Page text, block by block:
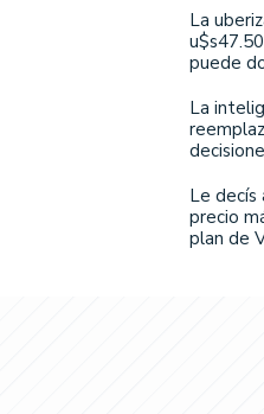
La
puede
La
Le decís
precio
plan de